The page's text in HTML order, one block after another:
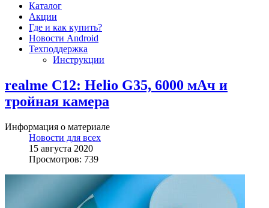
Каталог
Акции
Где и как купить?
Новости Android
Техподдержка
Инструкции
realme C12: Helio G35, 6000 мАч и
тройная камера
Информация о материале
Новости для всех
15 августа 2020
Просмотров: 739